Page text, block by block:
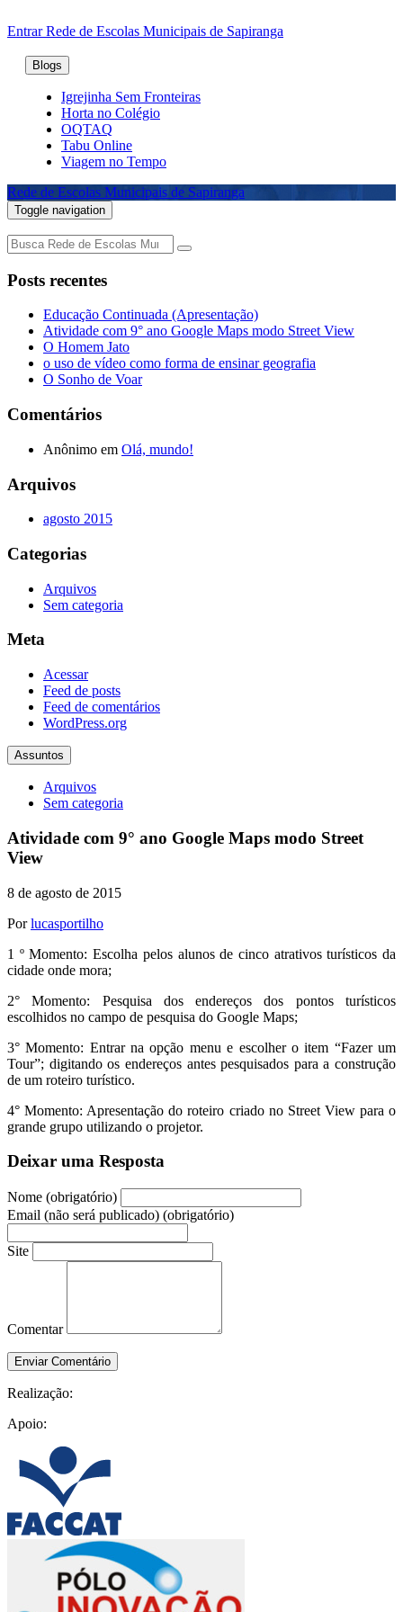
EntrarRede de Escolas Municipais de Sapiranga
Blogs
Igrejinha Sem Fronteiras
Horta no Colégio
OQTAQ
Tabu Online
Viagem no Tempo
Rede de Escolas Municipais de Sapiranga
Toggle navigation
Home
Posts recentes
Educação Continuada (Apresentação)
Atividade com 9° ano Google Maps modo Street View
O Homem Jato
o uso de vídeo como forma de ensinar geografia
O Sonho de Voar
Comentários
Anônimo em Olá, mundo!
Arquivos
agosto 2015
Categorias
Arquivos
Sem categoria
Meta
Acessar
Feed de posts
Feed de comentários
WordPress.org
Assuntos
Arquivos
Sem categoria
Atividade com 9° ano Google Maps modo Street
View
8 de agosto de 2015
Porlucasportilho
1 º Momento: Escolha pelos alunos de cinco atrativos turísticos da
cidade onde mora;
2° Momento: Pesquisa dos endereços dos pontos turísticos
escolhidos no campo de pesquisa do Google Maps;
3° Momento: Entrar na opção menu e escolher o item “Fazer um
Tour”; digitando os endereços antes pesquisados para a construção
de um roteiro turístico.
4° Momento: Apresentação do roteiro criado no Street View para o
grande grupo utilizando o projetor.
Deixar uma Resposta
Nome (obrigatório)
Email (não será publicado) (obrigatório)
Site
Comentar
Realização:
Apoio: